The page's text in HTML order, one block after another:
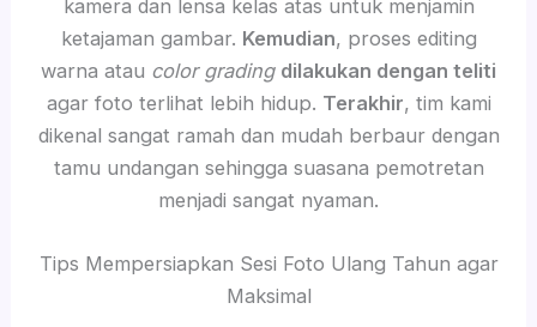
kamera dan lensa kelas atas untuk menjamin
ketajaman gambar. Kemudian, proses editing
warna atau color grading dilakukan dengan teliti
agar foto terlihat lebih hidup. Terakhir, tim kami
dikenal sangat ramah dan mudah berbaur dengan
tamu undangan sehingga suasana pemotretan
menjadi sangat nyaman.
Tips Mempersiapkan Sesi Foto Ulang Tahun agar
Maksimal